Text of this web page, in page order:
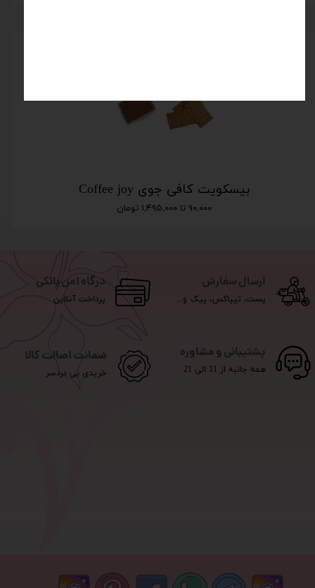
بیسکویت کافی جوی Coffee joy
۹۰,۰۰۰ تا ۱,۴۹۵,۰۰۰ تومان
ارسال سفارش
پست، تیپاکس، پیک و...
درگاه امن بانکی
پرداخت آنلاین
پشتیبانی و مشاوره
همه جانبه از 11 الی 21
ضمانت اصالت کالا
خریدی بی دردسر